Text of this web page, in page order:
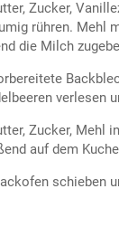
Zucker,
rühren. Mehl
die Milch
verlesen
Zucker, Mehl
auf dem
schieben